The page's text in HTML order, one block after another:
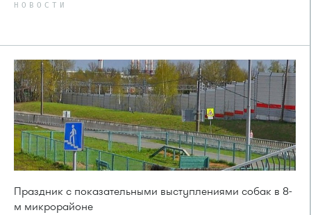
НОВОСТИ
Праздник с показательными выступлениями собак в 8-
м микрорайоне